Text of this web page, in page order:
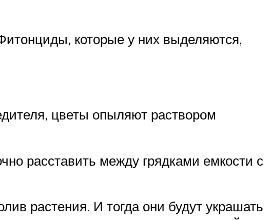
которые у них выделяются,
цветы опыляют раствором
расставить между грядками емкости с
растения. И тогда они будут украшать